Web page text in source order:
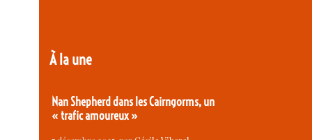
À la une
Nan Shepherd dans les Cairngorms, un
« trafic amoureux »